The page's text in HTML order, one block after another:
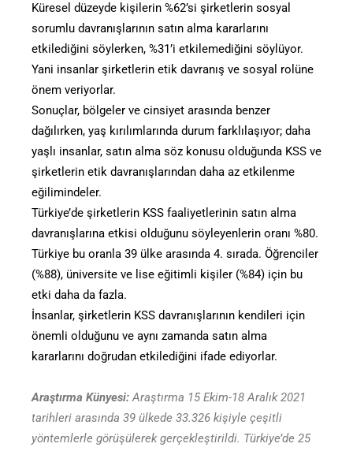
Küresel düzeyde kişilerin %62’si şirketlerin sosyal
sorumlu davranışlarının satın alma kararlarını
etkilediğini söylerken, %31’i etkilemediğini söylüyor.
Yani insanlar şirketlerin etik davranış ve sosyal rolüne
önem veriyorlar.
Sonuçlar, bölgeler ve cinsiyet arasında benzer
dağılırken, yaş kırılımlarında durum farklılaşıyor; daha
yaşlı insanlar, satın alma söz konusu olduğunda KSS ve
şirketlerin etik davranışlarından daha az etkilenme
eğilimindeler.
Türkiye’de şirketlerin KSS faaliyetlerinin satın alma
davranışlarına etkisi olduğunu söyleyenlerin oranı %80.
Türkiye bu oranla 39 ülke arasında 4. sırada. Öğrenciler
(%88), üniversite ve lise eğitimli kişiler (%84) için bu
etki daha da fazla.
İnsanlar, şirketlerin KSS davranışlarının kendileri için
önemli olduğunu ve aynı zamanda satın alma
kararlarını doğrudan etkilediğini ifade ediyorlar.
Araştırma Künyesi:Araştırma 15 Ekim-18 Aralık 2021
tarihleri arasında 39 ülkede 33.326 kişiyle çeşitli
yöntemlerle görüşülerek gerçekleştirildi. Türkiye’de 25